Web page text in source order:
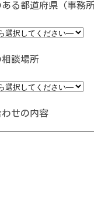
る都道府県（事務
相談場所
わせの内容